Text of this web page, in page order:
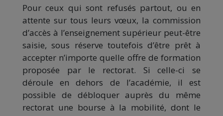
Pour ceux qui sont refusés partout, ou en
attente sur tous leurs vœux, la commission
d’accès à l’enseignement supérieur peut-être
saisie, sous réserve toutefois d’être prêt à
accepter n’importe quelle offre de formation
proposée par le rectorat. Si celle-ci se
déroule en dehors de l’académie, il est
possible de débloquer auprès du même
rectorat une bourse à la mobilité, dont le